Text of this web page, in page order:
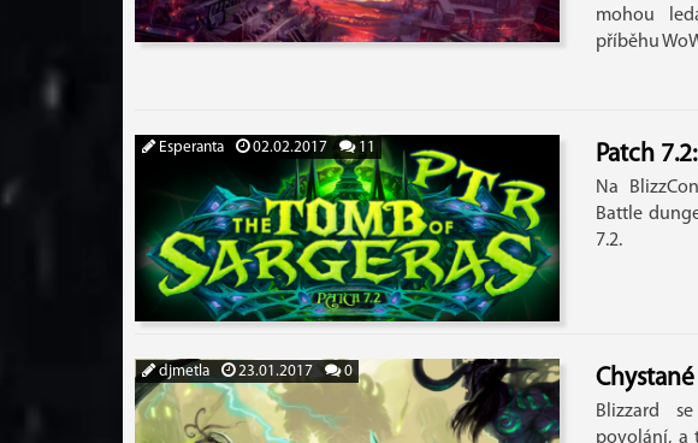
mohou
příběhu
Esperanta 02.02.2017 11 Patch
Na
Battle
7.2.
djmetla 23.01.2017 0
Blizzard
povolání, a